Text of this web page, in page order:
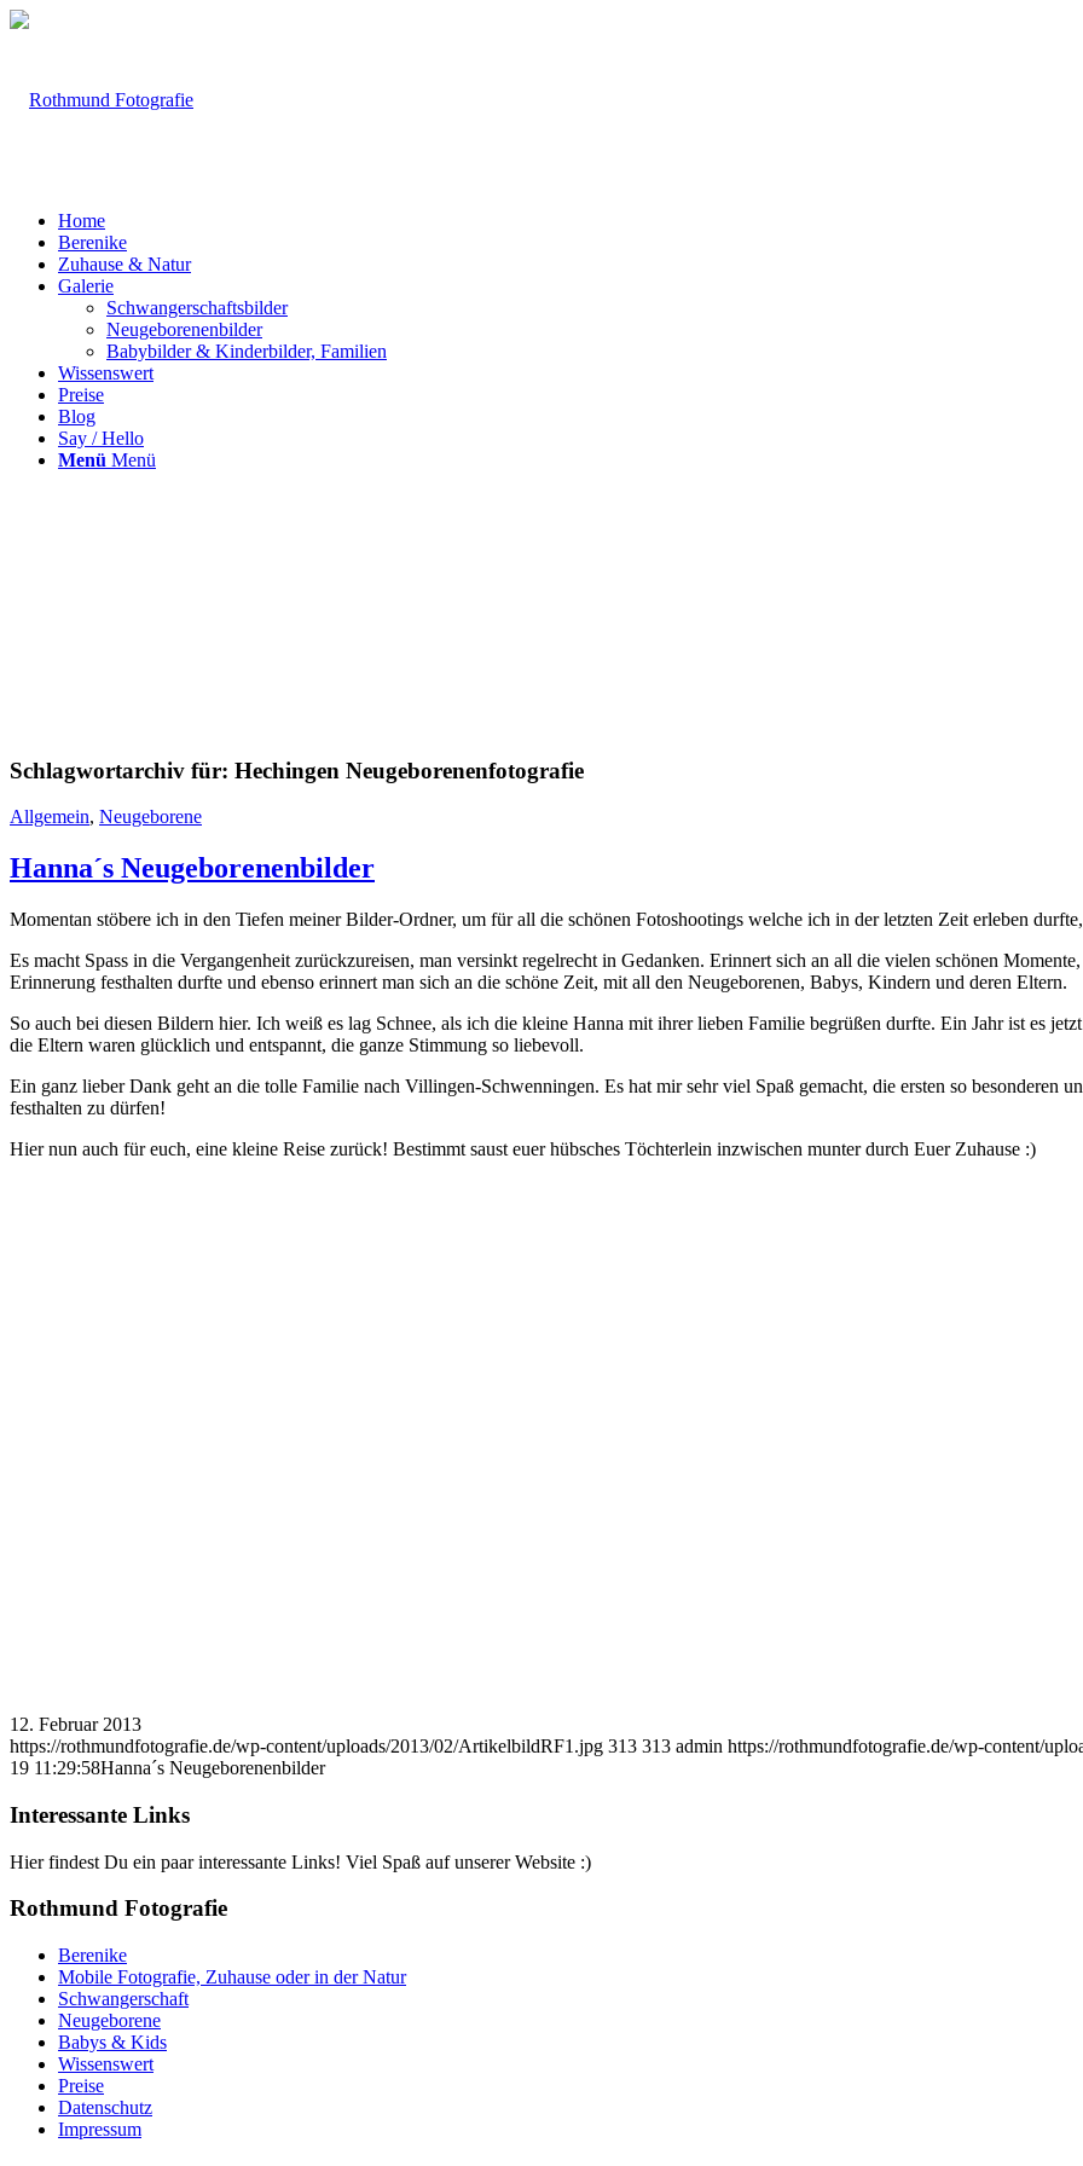
Home
Berenike
Zuhause & Natur
Galerie
Schwangerschaftsbilder
Neugeborenenbilder
Babybilder & Kinderbilder, Familien
Wissenswert
Preise
Blog
Say / Hello
Menü Menü
Schlagwortarchiv für: Hechingen Neugeborenenfotografie
Allgemein, Neugeborene
Hanna´s Neugeborenenbilder
Momentan stöbere ich in den Tiefen meiner Bilder-Ordner, um für all die schönen Fotoshootings welche ich in der letzten Zeit erleben
Es macht Spass in die Vergangenheit zurückzureisen, man versinkt regelrecht in Gedanken. Erinnert sich an all die vielen schönen
Erinnerung festhalten durfte und ebenso erinnert man sich an die schöne Zeit, mit all den Neugeborenen, Babys, Kindern und deren Eltern.
So auch bei diesen Bildern hier. Ich weiß es lag Schnee, als ich die kleine Hanna mit ihrer lieben Familie begrüßen durfte. Ein Jahr ist es
die Eltern waren glücklich und entspannt, die ganze Stimmung so liebevoll.
Ein ganz lieber Dank geht an die tolle Familie nach Villingen-Schwenningen. Es hat mir sehr viel Spaß gemacht, die ersten so besonderen
festhalten zu dürfen!
Hier nun auch für euch, eine kleine Reise zurück! Bestimmt saust euer hübsches Töchterlein inzwischen munter durch Euer Zuhause :)
12. Februar 2013
https://rothmundfotografie.de/wp-content/uploads/2013/02/ArtikelbildRF1.jpg 313 313 admin https://rothmundfotografie.de/wp-content/
19 11:29:58Hanna´s Neugeborenenbilder
Interessante Links
Hier findest Du ein paar interessante Links! Viel Spaß auf unserer Website :)
Rothmund Fotografie
Berenike
Mobile Fotografie, Zuhause oder in der Natur
Schwangerschaft
Neugeborene
Babys & Kids
Wissenswert
Preise
Datenschutz
Impressum